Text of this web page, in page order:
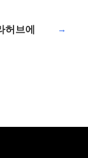
허브에
→